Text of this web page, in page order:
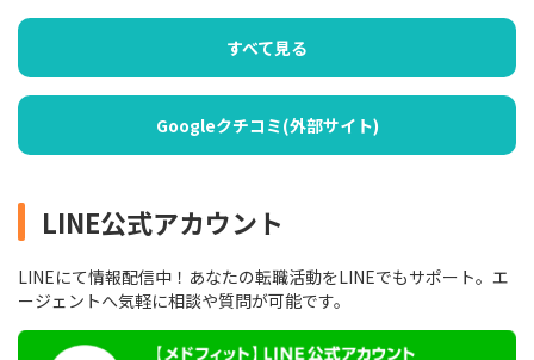
すべて見る
Googleクチコミ(外部サイト)
LINE公式アカウント
LINEにて情報配信中！あなたの転職活動をLINEでもサポート。エ
ージェントへ気軽に相談や質問が可能です。